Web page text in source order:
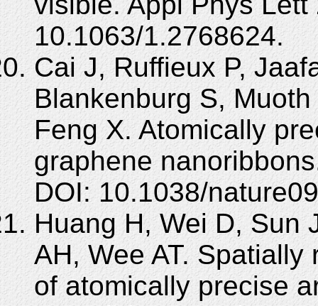
10.1063/1.2768624.
Cai J, Ruffieux P,
Blankenburg S,
Feng X. Atomically
graphene
DOI: 10.1038/
Huang H, Wei D, Sun
AH, Wee AT.
of atomically precise